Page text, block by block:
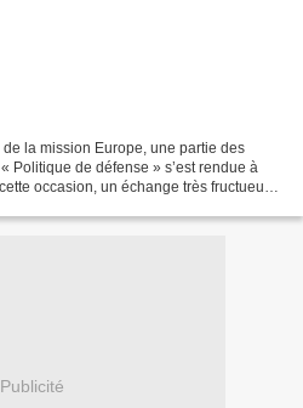
la mission Europe, une partie des
Politique de défense » s’est rendue à
occasion, un échange très fructueux
Publicité